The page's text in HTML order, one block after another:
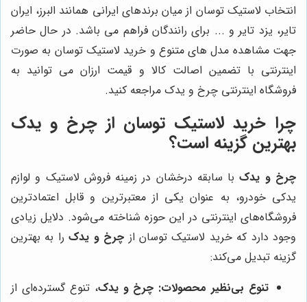
انتخاب لاستیک توسان از میان برندهای ایرانی همانند البرز، ایران
تایر، یزد تایر و ... برای رانندگان فراهم می باشد. در حال حاضر
جهت مشاهده مدل های متنوع و خرید لاستیک توسان به صورت
اینترنتی با تضمین اصالت کالا و قیمت ارزان می توانید به
فروشگاه اینترنتی چرخ و یدک مراجعه کنید.
چرا خرید لاستیک توسان ازچرخ و یدک
بهترین گزینه است؟
چرخ و یدکبا سابقه درخشان در زمینه فروش لاستیک و لوازم
یدکی خودرو، به عنوان یکی از معتبرترین و قابل اعتمادترین
فروشگاه‌های اینترنتی در این حوزه شناخته می‌شود. دلایل زیادی
وجود دارد که خرید لاستیک توسان از چرخ و یدکرا به بهترین
گزینه تبدیل می‌کند:
تنوع بی‌نظیر محصولات: چرخ و یدک، تنوع گسترده‌ای از